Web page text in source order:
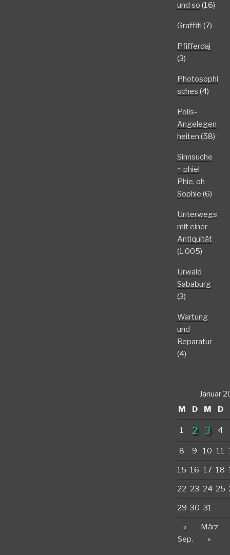
und so (16)
Graffiti (7)
Pfifferdaj
(3)
Photosophi
sches (4)
Polis-
Angelegen
heiten (58)
Sinnsuche
~ phiel
Phie, oh
Sophie (6)
Unterwegs
mit einer
Antiquität
(1.005)
Urwald
Sababurg
(3)
Wartung
und
Reparatur
(4)
Januar
M
D M D
1 2 3 4
8 9 10 11
15 16 17 18
22 23 24 25
29 30 31
«
Sep.
März
»